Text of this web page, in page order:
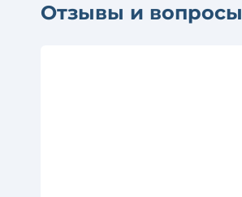
Отзывы и вопросы